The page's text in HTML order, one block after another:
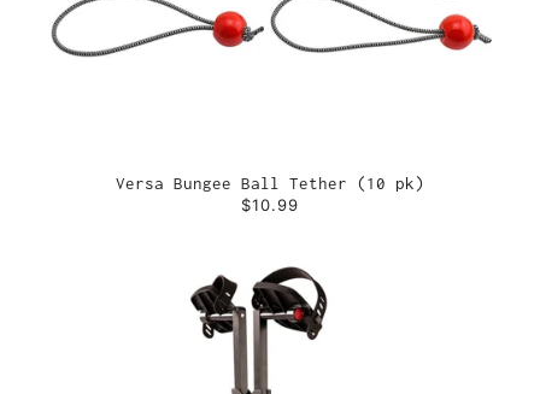
Versa Bungee Ball Tether (10 pk)
$10.99